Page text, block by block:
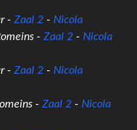
-Zaal 2 - Nicola
-Zaal 2 - Nicola
-Zaal 2 - Nicola
-Zaal 2 - Nicola